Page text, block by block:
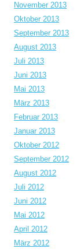
November 2013
Oktober 2013
September 2013
August 2013
Juli 2013
Juni 2013
Mai 2013
März 2013
Februar 2013
Januar 2013
Oktober 2012
September 2012
August 2012
Juli 2012
Juni 2012
Mai 2012
April 2012
März 2012